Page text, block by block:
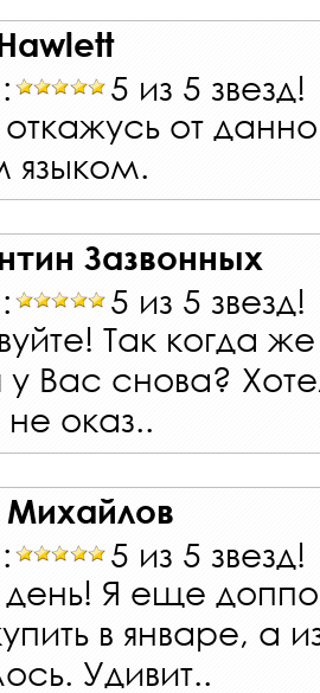
5 из 5 звезд!
от
языком.
Зазвонных
5 из 5 звезд!
Так когда
у Вас снова?
оказ..
5 из 5 звезд!
Я еще
в январе, а
Удивит..